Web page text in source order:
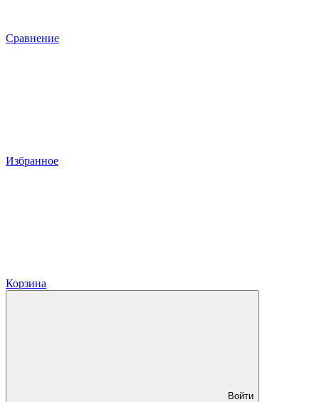
Сравнение
Избранное
Корзина
Войти